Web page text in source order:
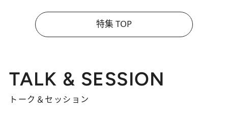
特集 TOP
TALK & SESSION
トーク＆セッション